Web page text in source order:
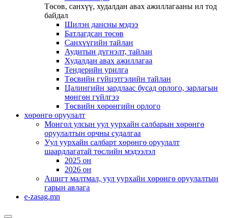
Төсөв, санхүү, худалдан авах ажиллагааны ил тод
байдал
Шилэн дансны мэдээ
Батлагдсан төсөв
Санхүүгийн тайлан
Аудитын дүгнэлт, тайлан
Худалдан авах ажиллагаа
Тендерийн урилга
Төсвийн гүйцэтгэлийн тайлан
Цалингийн зардлаас бусад орлого, зарлагын
мөнгөн гүйлгээ
Төсвийн хөрөнгийн орлого
хөрөнгө оруулалт
Монгол улсын уул уурхайн салбарын хөрөнгө
оруулалтын орчны судалгаа
Уул уурхайн салбарт хөрөнгө оруулалт
шаардлагатай төслийн мэдээлэл
2025 он
2026 он
Ашигт малтмал, уул уурхайн хөрөнгө оруулалтын
гарын авлага
e-zasag.mn